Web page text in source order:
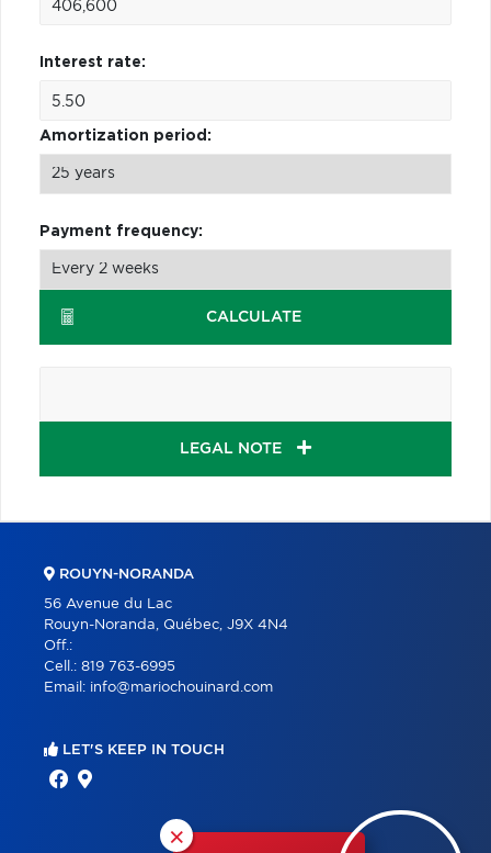
Interest rate:
Amortization period:
Payment frequency:
CALCULATE
LEGAL NOTE
×
ROUYN-NORANDA
56 Avenue du Lac
Rouyn-Noranda, Québec, J9X 4N4
Off.:
Cell.: 819 763-6995
Email: info@mariochouinard.com
LET'S KEEP IN TOUCH